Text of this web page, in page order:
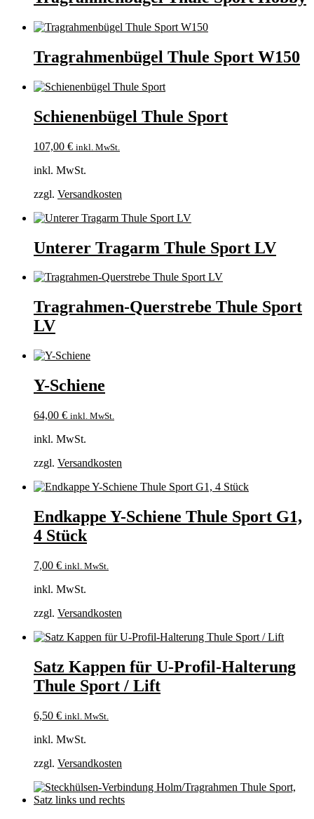
Tragrahmenbügel Thule Sport W150
Schienenbügel Thule Sport
107,00 € inkl. MwSt.
inkl. MwSt.
zzgl. Versandkosten
Unterer Tragarm Thule Sport LV
Tragrahmen-Querstrebe Thule Sport
LV
Y-Schiene
64,00 € inkl. MwSt.
inkl. MwSt.
zzgl. Versandkosten
Endkappe Y-Schiene Thule Sport G1,
4 Stück
7,00 € inkl. MwSt.
inkl. MwSt.
zzgl. Versandkosten
Satz Kappen für U-Profil-Halterung
Thule Sport / Lift
6,50 € inkl. MwSt.
inkl. MwSt.
zzgl. Versandkosten